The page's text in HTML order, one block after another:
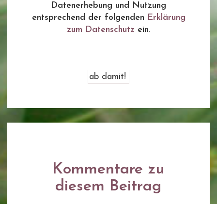
Datenerhebung und Nutzung
entsprechend der folgenden Erklärung
zum Datenschutz ein.
Kommentare zu
diesem Beitrag